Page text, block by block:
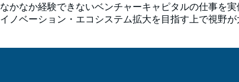
なかなか経験できないベンチャーキャピタルの仕事を
イノベーション・エコシステム拡大を目指す上で視野が